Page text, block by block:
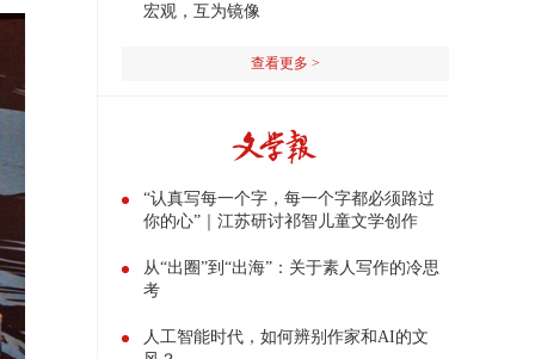
宏观，互为镜像
查看更多 >
“认真写每一个字，每一个字都必须路过
你的心”｜江苏研讨祁智儿童文学创作
从“出圈”到“出海”：关于素人写作的冷思
考
人工智能时代，如何辨别作家和AI的文